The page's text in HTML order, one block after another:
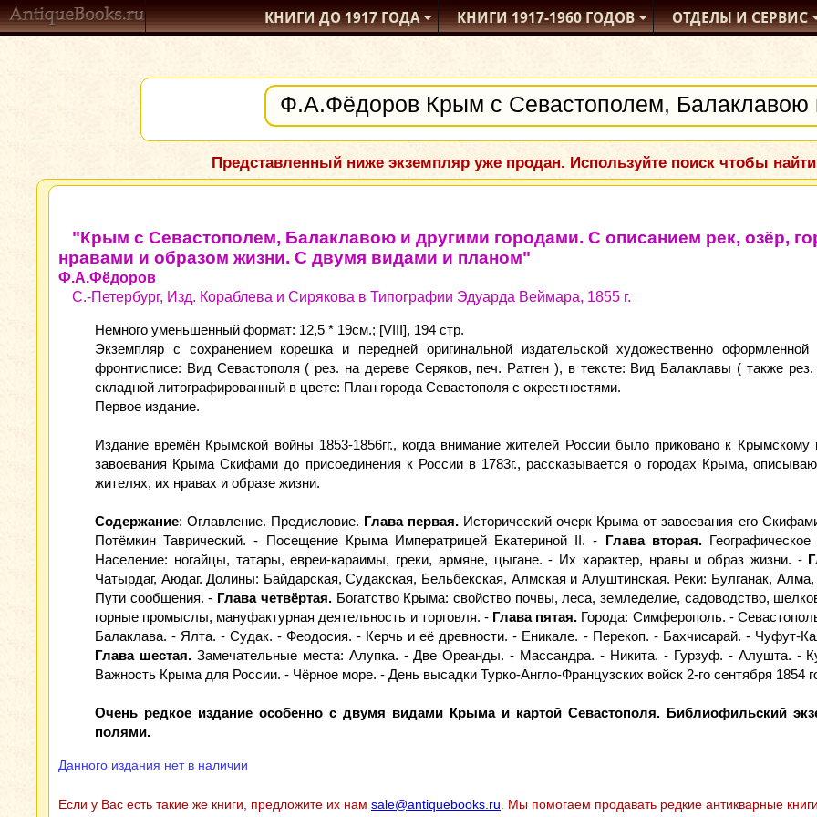
КНИГИ ДО 1917ГОДА КНИГИ1917-1960ГОДОВ ОТДЕЛЫИ СЕРВИС
Представленный ниже экземпляр уже продан. Используйте поиск чтобы
"Крым с Севастополем, Балаклавою и другими городами. С описанием рек, озёр,
нравами и образом жизни. С двумя видами и планом"
Ф.А.Фёдоров
С.-Петербург, Изд. Кораблева и Сирякова в Типографии Эдуарда Веймара, 1855 г.
Немного уменьшенный формат: 12,5 * 19см.; [VIII], 194 стр.
Экземпляр с сохранением корешка и передней оригинальной издательской художественно
фронтисписе: Вид Севастополя ( рез. на дереве Серяков, печ. Ратген ), в тексте: Вид Балаклавы ( также
складной литографированный в цвете: План города Севастополя с окрестностями.
Первое издание.
Издание времён Крымской войны 1853-1856гг., когда внимание жителей России было приковано к Крымскому
завоевания Крыма Скифами до присоединения к России в 1783г., рассказывается о городах Крыма,
жителях, их нравах и образе жизни.
Содержание: Оглавление. Предисловие. Глава первая. Исторический очерк Крыма от завоевания его
Потёмкин Таврический. - Посещение Крыма Императрицей Екатериной II. - Глава вторая.
Население: ногайцы, татары, евреи-караимы, греки, армяне, цыгане. - Их характер, нравы и образ жизни. -
Чатырдаг, Аюдаг. Долины: Байдарская, Судакская, Бельбекская, Алмская и Алуштинская. Реки: Булганак,
Пути сообщения. - Глава четвёртая.Богатство Крыма: свойство почвы, леса, земледелие, садоводство,
горные промыслы, мануфактурная деятельность и торговля. - Глава пятая. Города: Симферополь. -
Балаклава. - Ялта. - Судак. - Феодосия. - Керчь и её древности. - Еникале. - Перекоп. - Бахчисарай. - Чуфут-
Глава шестая.Замечательные места: Алупка. - Две Opеaнды. - Массандра. - Никита. - Гурзуф. - Алушта. -
Важность Крыма для России. - Чёрное море. - День высадки Турко-Англо-Французских войск 2-го сентября 1854
Очень редкое издание особенно с двумя видами Крыма и картой Севастополя. Библиофильский
полями.
Данного издания нет в наличии
Если у Вас есть такие же книги, предложите их нам sale@antiquebooks.ru . Мы помогаем продавать редкие антикварные